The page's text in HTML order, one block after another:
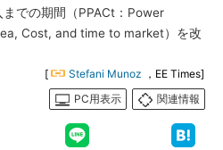
での期間（PPACt：Power
Cost, and time to market）を改
[ Stefani Munoz ，EE Times]
PC用表示
関連情報